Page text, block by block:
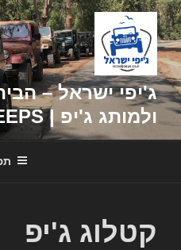
דילוג
לתוכן
ג'יפי ישראל –
ולמותג ג'יפ | ISRAEL JEEPS
קטלוג ג'יפ